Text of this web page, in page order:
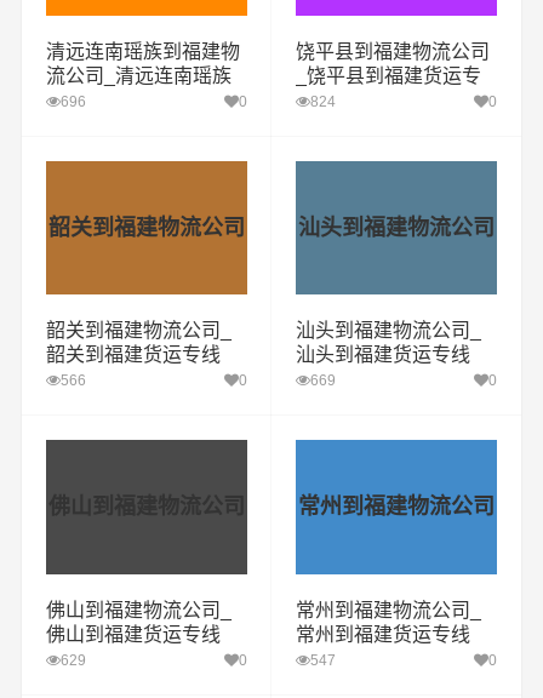
清远连南瑶族到福建物
流公司_清远连南瑶族
到福建货运专线
696 0
饶平县到福建物流公司
_饶平县到福建货运专
线824 0
韶关到福建物流公司
韶关到福建物流公司_
韶关到福建货运专线
566 0
汕头到福建物流公司
汕头到福建物流公司_
汕头到福建货运专线
669 0
佛山到福建物流公司
佛山到福建物流公司_
佛山到福建货运专线
629 0
常州到福建物流公司
常州到福建物流公司_
常州到福建货运专线
547 0